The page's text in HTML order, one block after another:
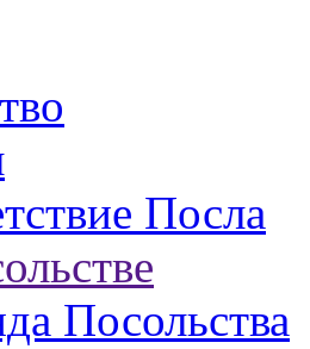
Посла
Посольства